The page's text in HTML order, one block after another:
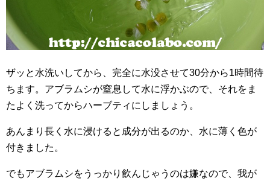
ザッと水洗いしてから、完全に水没させて30分から1時間待
ちます。アブラムシが窒息して水に浮かぶので、それをま
たよく洗ってからハーブティにしましょう。
あんまり長く水に浸けると成分が出るのか、水に薄く色が
付きました。
でもアブラムシをうっかり飲んじゃうのは嫌なので、我が